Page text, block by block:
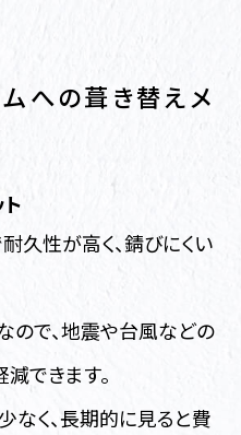
への葺き替えメ
久性が高く、錆びにくい
ので、地震や台風などの
できます。
なく、長期的に見ると費